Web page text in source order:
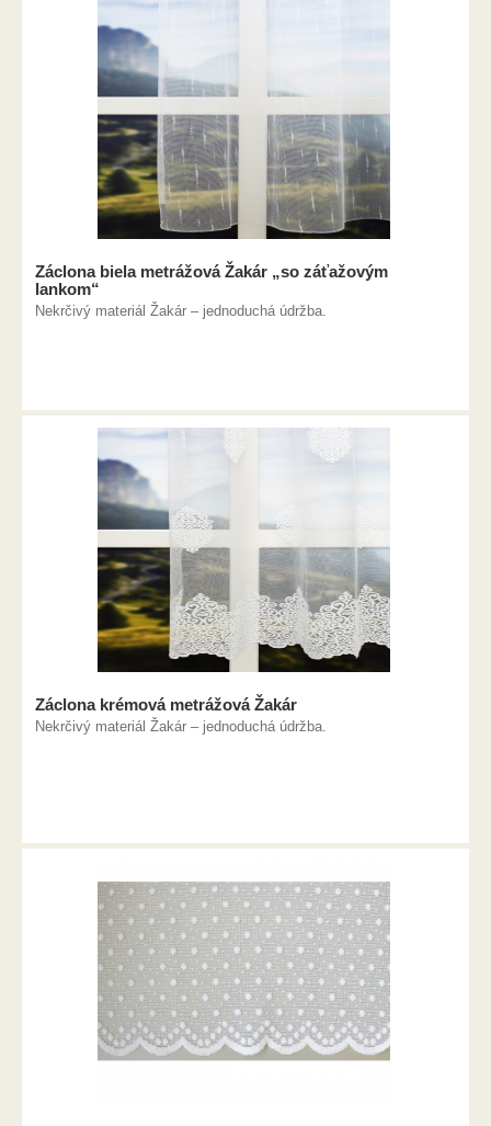
Záclona biela metrážová Žakár „so záťažovým
lankom“
Nekrčivý materiál Žakár – jednoduchá údržba.
Záclona krémová metrážová Žakár
Nekrčivý materiál Žakár – jednoduchá údržba.